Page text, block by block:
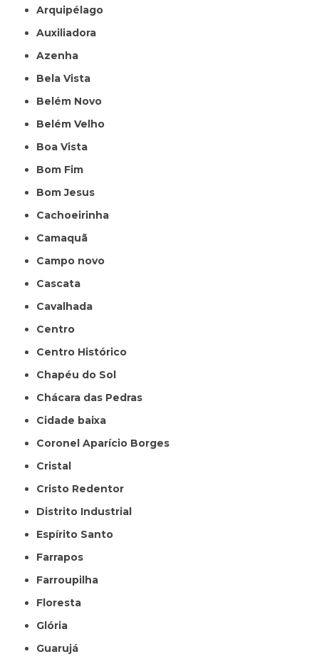
Arquipélago
Auxiliadora
Azenha
Bela Vista
Belém Novo
Belém Velho
Boa Vista
Bom Fim
Bom Jesus
Cachoeirinha
Camaquã
Campo novo
Cascata
Cavalhada
Centro
Centro Histórico
Chapéu do Sol
Chácara das Pedras
Cidade baixa
Coronel Aparício Borges
Cristal
Cristo Redentor
Distrito Industrial
Espírito Santo
Farrapos
Farroupilha
Floresta
Glória
Guarujá